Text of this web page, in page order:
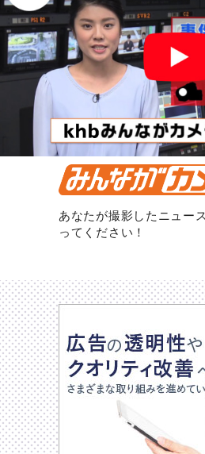
あなたが撮影したニュー
ってください！